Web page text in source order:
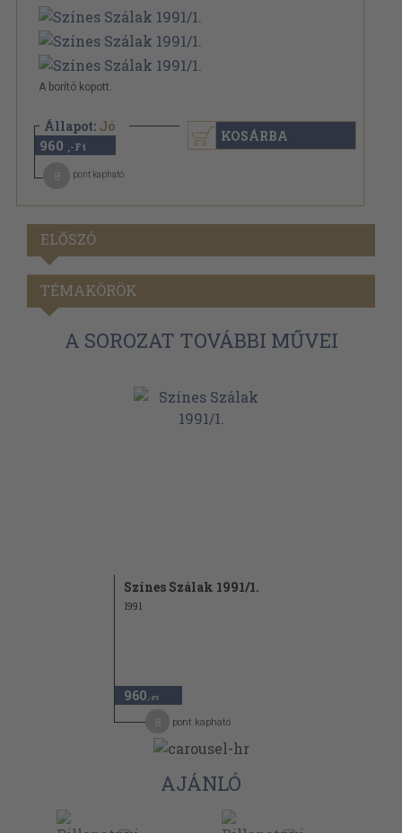
A borító kopott.
Állapot: Jó
960 ,-Ft
pont kapható
KOSÁRBA
ELŐSZÓ
TÉMAKÖRÖK
A SOROZAT TOVÁBBI MŰVEI
Színes Szálak 1991/1.
1991
960 ,-Ft
pont kapható
AJÁNLÓ